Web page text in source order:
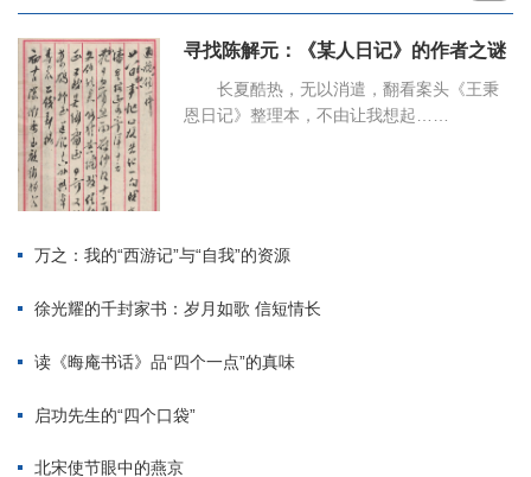
寻找陈解元：《某人日记》的作者之谜
长夏酷热，无以消遣，翻看案头《王秉
恩日记》整理本，不由让我想起……
万之：我的“西游记”与“自我”的资源
徐光耀的千封家书：岁月如歌 信短情长
读《晦庵书话》品“四个一点”的真味
启功先生的“四个口袋”
北宋使节眼中的燕京